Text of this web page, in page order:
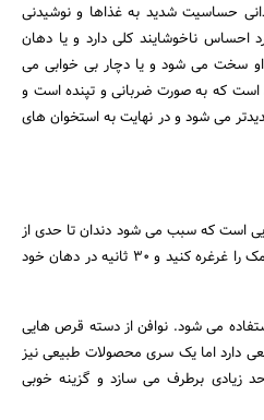
حساسیت شدید به غذاها و نوشیدنی
ناخوشایند کلی دارد و یا دهان
سخت می شود و یا دچار بی خوابی می
است که به صورت ضربانی و تپنده است و
می شود و در نهایت به استخوان های
است که سبب می شود دندان تا حدی از
درد خلاص شود. بهتر است که آب نمک را غرغره کنید و 30 ثانیه در دهان خود
می شود. نوافن از دسته قرص هایی
دارد اما یک سری محصولات طبیعی نیز
حد زیادی برطرف می سازد و گزینه خوبی